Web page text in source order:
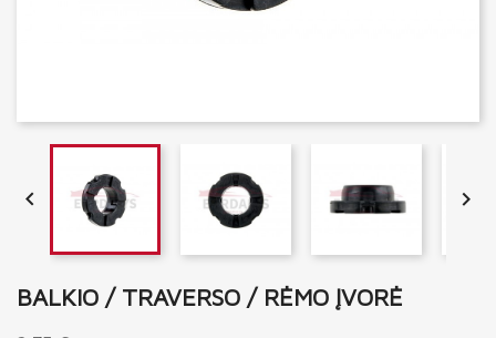
 
BALKIO / TRAVERSO / RĖMO ĮVORĖ